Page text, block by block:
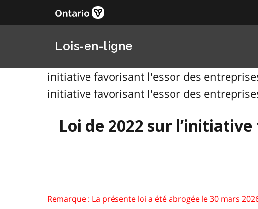
Lois-en-ligne
initiative favorisant l'essor des
initiative favorisant l'essor des
Loi de 2022 sur
Remarque : La présente loi a été abrogée le 30 mars